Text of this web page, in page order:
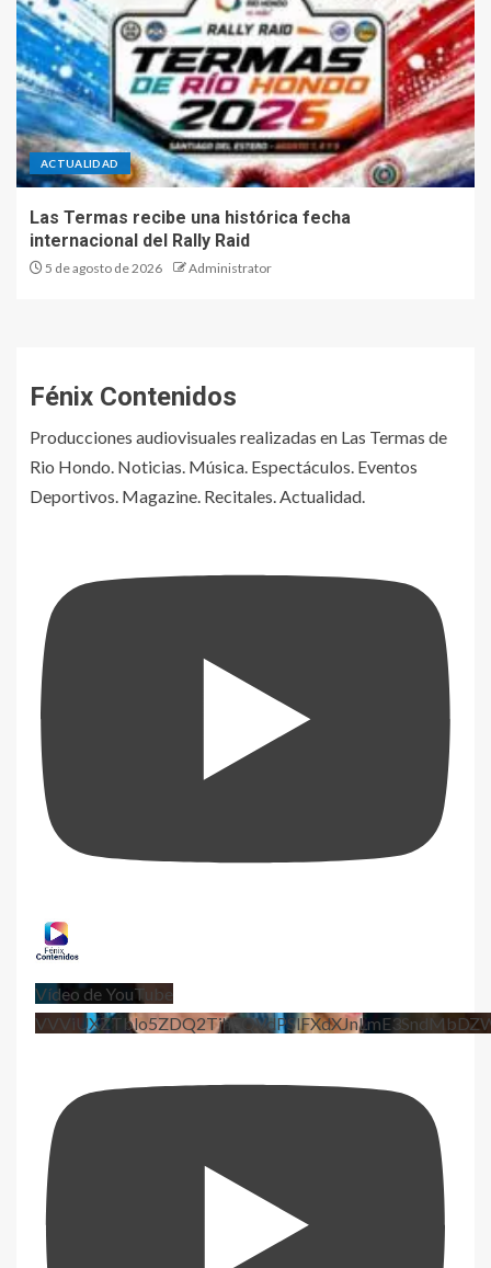
ACTUALIDAD
Las Termas recibe una histórica fecha
internacional del Rally Raid
5 de agosto de 2026 Administrator
Fénix Contenidos
Producciones audiovisuales realizadas en Las Termas de
Rio Hondo. Noticias. Música. Espectáculos. Eventos
Deportivos. Magazine. Recitales. Actualidad.
Vídeo de YouTube